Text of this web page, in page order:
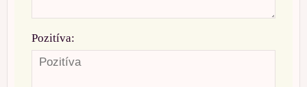
Pozitíva: